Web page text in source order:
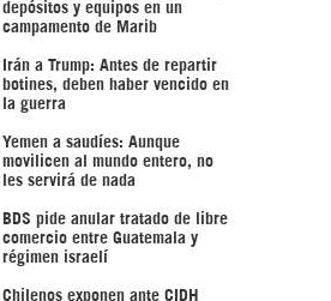
depósitos y equipos en un
campamento de Marib
Irán a Trump: Antes de repartir
botines, deben haber vencido en
la guerra
Yemen a saudíes: Aunque
movilicen al mundo entero, no
les servirá de nada
BDS pide anular tratado de libre
comercio entre Guatemala y
régimen israelí
Chilenos exponen ante CIDH